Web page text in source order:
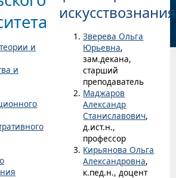
и
и
искусствознания
Зверева Ольга
Юрьевна,
зам.декана,
старший
преподаватель
Маджаров
Александр
Станиславович,
д.ист.н.,
профессор
Кирьянова Ольга
Александровна,
к.пед.н., доцент